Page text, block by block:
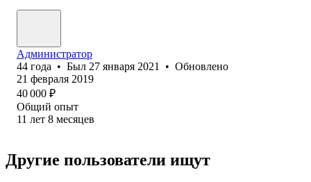
Администратор
44 года • Был 27 января 2021 • Обновлено
21 февраля 2019
40 000 ₽
Общий опыт
11 лет 8 месяцев
Другие пользователи ищут